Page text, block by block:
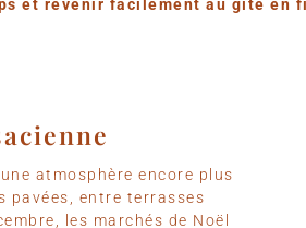
et revenir facilement au gîte en
atmosphère encore plus
pavées, entre terrasses
les marchés de Noël